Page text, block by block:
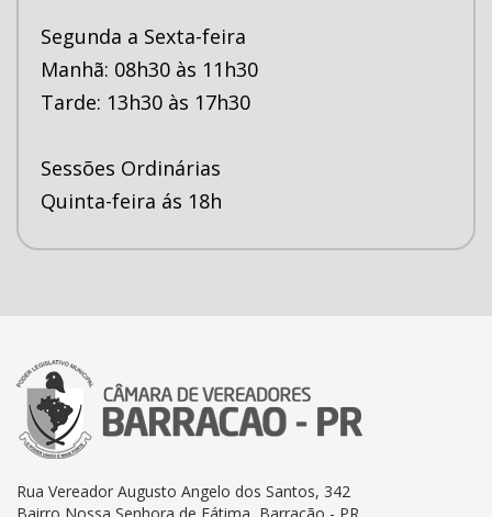
Segunda a Sexta-feira
Manhã: 08h30 às 11h30
Tarde: 13h30 às 17h30
Sessões Ordinárias
Quinta-feira ás 18h
Rua Vereador Augusto Angelo dos Santos, 342